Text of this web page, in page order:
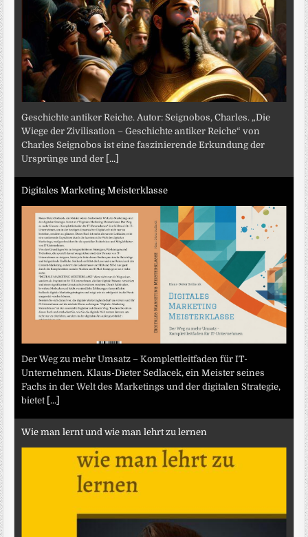
Geschichte antiker Reiche. Autor: Seignobos, Charles. „Die
Wiege der Zivilisation – Geschichte antiker Reiche“ von
Charles Seignobos ist eine faszinierende Erkundung der
Ursprünge und der [...]
Digitales Marketing Meisterklasse
Der Weg zu mehr Umsatz – Komplettleitfaden für IT-
Unternehmen. Klaus-Dieter Sedlacek, ein Meister seines
Fachs in der Welt des Marketings und der digitalen Strategie,
bietet [...]
Wie man lernt und wie man lehrt zu lernen